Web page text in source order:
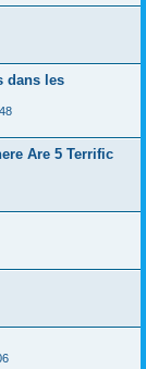
dans les
Are 5 Terrific